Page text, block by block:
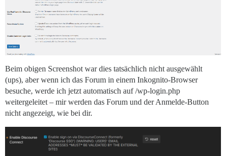
Beim obigen Screenshot war dies tatsächlich nicht ausgewählt
(ups), aber wenn ich das Forum in einem Inkognito-Browser
besuche, werde ich jetzt automatisch auf /wp-login.php
weitergeleitet – mir werden das Forum und der Anmelde-Button
nicht angezeigt, wie bei dir.